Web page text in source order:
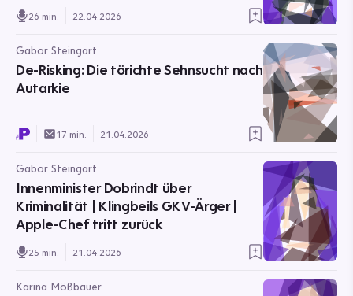
26 min. 22.04.2026
Gabor Steingart
De-Risking: Die törichte Sehnsucht nach
Autarkie
17 min. 21.04.2026
Gabor Steingart
Innenminister Dobrindt über
Kriminalität | Klingbeils GKV-Ärger |
Apple-Chef tritt zurück
25 min. 21.04.2026
Karina Mößbauer